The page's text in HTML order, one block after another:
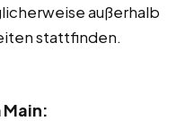
außerhalb
stattfinden.
Main: